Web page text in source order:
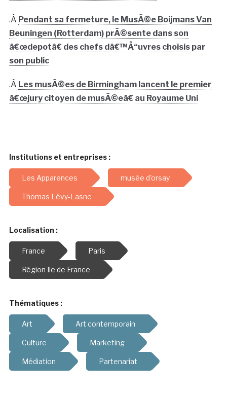
.Â Pendant sa fermeture, le MusÃ©e Boijmans Van
Beuningen (Rotterdam) prÃ©sente dans son
â€œdepotâ€ des chefs dâ€™Å“uvres choisis par
son public
.Â Les musÃ©es de Birmingham lancent le premier
â€œjury citoyen de musÃ©eâ€ au Royaume Uni
Institutions et entreprises :
Les Apparences musée d'orsay
Thomas Lévy-Lasne
Localisation :
France Paris
Région Ile de France
Thématiques :
Art Art contemporain
Culture Marketing
Médiation Partenariat